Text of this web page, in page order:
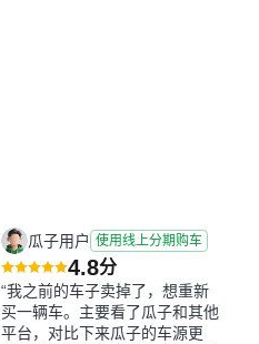
瓜子用户 使用线上分期购车
4.8分
“我之前的车子卖掉了，想重新
买一辆车。主要看了瓜子和其他
平台，对比下来瓜子的车源更